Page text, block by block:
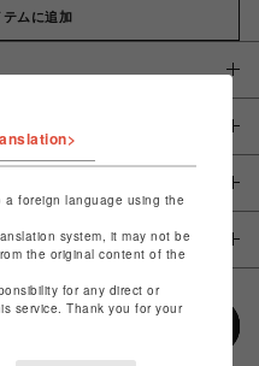
テムに追加
a foreign language using the
system, it may not be
the original content of the
for any direct or
service. Thank you for your